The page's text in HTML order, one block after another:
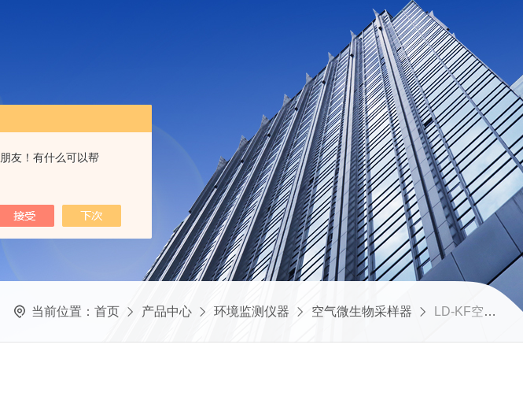
友！有什么可以帮
当前位置： 首页 产品中心 环境监测仪器 空气微生物采样器 LD-KF空气微生物检测仪